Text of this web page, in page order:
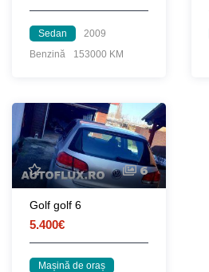
Sedan
2009
Benzină
153000 KM
6
Golf golf 6
5.400€
Mașină de oraș